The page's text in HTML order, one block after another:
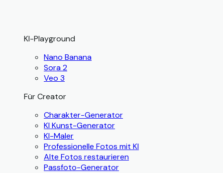
KI-Playground
Nano Banana
Sora 2
Veo 3
Für Creator
Charakter-Generator
KI Kunst-Generator
KI-Maler
Professionelle Fotos mit KI
Alte Fotos restaurieren
Passfoto-Generator